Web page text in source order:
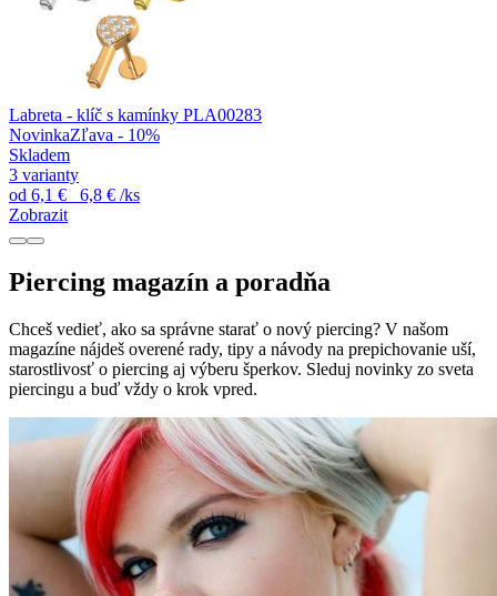
Labreta - klíč s kamínky PLA00283
NovinkaZľava - 10%
Skladem
3 varianty
od 6,1 € 6,8 € /ks
Zobrazit
Piercing magazín a poradňa
Chceš vedieť, ako sa správne starať o nový piercing? V našom
magazíne nájdeš overené rady, tipy a návody na prepichovanie uší,
starostlivosť o piercing aj výberu šperkov. Sleduj novinky zo sveta
piercingu a buď vždy o krok vpred.